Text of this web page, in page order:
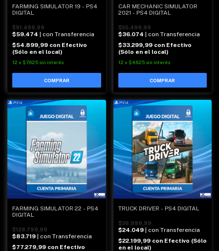
FARMING SIMULATOR 19 - PS4
DIGITAL
$91.499,99
$59.474
| con Transferencia
$54.899,99 con Efectivo
(Sólo en el local)
12 x $7.625 sin interés
CAR MECHANIC SIMULATOR
2021 - PS4 DIGITAL
$55.499,99
$36.074 | con Transferencia
$33.299,99 con Efectivo
(Sólo en el local)
12 x $4.625 sin interés
FARMING SIMULATOR 22 - PS4
DIGITAL
$128.799,99
$83.719 | con Transferencia
$77.279,99 con Efectivo
TRUCK DRIVER - PS4 DIGITAL
$36.999,99
$24.049 | con Transferencia
$22.199,99 con Efectivo (Sólo
en el local)